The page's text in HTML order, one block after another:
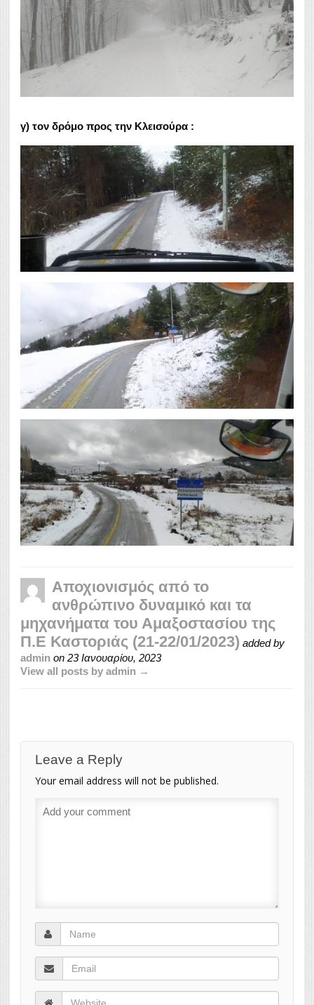
γ) τον δρόμο προς την Κλεισούρα :
Αποχιονισμός από το
ανθρώπινο δυναμικό και τα
μηχανήματα του Αμαξοστασίου της
Π.Ε Καστοριάς (21-22/01/2023) added by
admin on 23 Ιανουαρίου, 2023
View all posts by admin →
Leave a Reply
Your email address will not be published.